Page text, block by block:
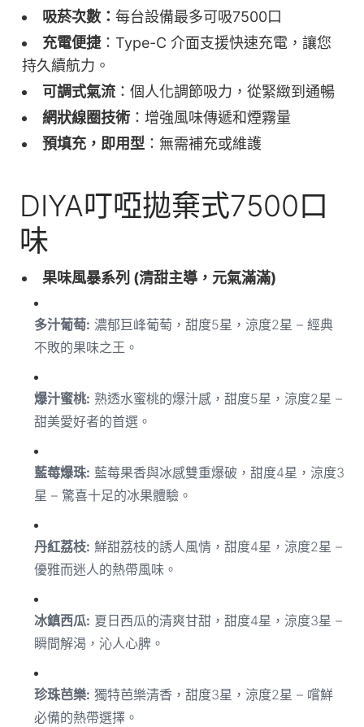
吸菸次數： 每台設備最多可吸7500口
充電便捷：Type-C 介面支援快速充電，讓您
持久續航力。
可調式氣流：個人化調節吸力，從緊緻到通暢
網狀線圈技術：增強風味傳遞和煙霧量
預填充，即用型：無需補充或維護
DIYA叮啞拋棄式7500口
味
果味風暴系列 (清甜主導，元氣滿滿)
多汁葡萄: 濃郁巨峰葡萄，甜度5星，涼度2星 – 經典
不敗的果味之王。
爆汁蜜桃: 熟透水蜜桃的爆汁感，甜度5星，涼度2星 –
甜美愛好者的首選。
藍莓爆珠: 藍莓果香與冰感雙重爆破，甜度4星，涼度3
星 – 驚喜十足的冰果體驗。
丹紅荔枝: 鮮甜荔枝的誘人風情，甜度4星，涼度2星 –
優雅而迷人的熱帶風味。
冰鎮西瓜: 夏日西瓜的清爽甘甜，甜度4星，涼度3星 –
瞬間解渴，沁人心脾。
珍珠芭樂: 獨特芭樂清香，甜度3星，涼度2星 – 嚐鮮
必備的熱帶選擇。